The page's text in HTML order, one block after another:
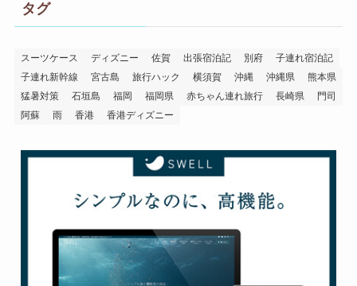
タグ
スーツケース ディズニー 佐賀 出張宿泊記 別府
子連れ宿泊記
子連れ新幹線
宮古島 旅行ハック 横須賀 沖縄 沖縄県
熊本県
猛暑対策
石垣島 福岡 福岡県 赤ちゃん連れ旅行 長崎県
門司
阿蘇
雨 香港 香港ディズニー